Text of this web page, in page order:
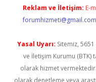
Reklam ve İletişim: E-
forumhizmeti@gmail.com
Yasal Uyarı: Sitemiz,
ve İletişim Kurumu (BTK)
olarak hizmet
olarak denetleme veya